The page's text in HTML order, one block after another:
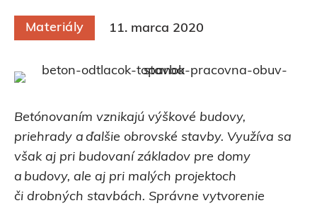
Materiály 11. marca 2020
Betónovaním vznikajú výškové budovy,
priehrady a ďalšie obrovské stavby. Využíva sa
však aj pri budovaní základov pre domy
a budovy, ale aj pri malých projektoch
či drobných stavbách. Správne vytvorenie